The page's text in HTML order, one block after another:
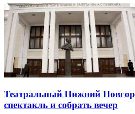
Театральный Нижний
спектакль и собрать вечер